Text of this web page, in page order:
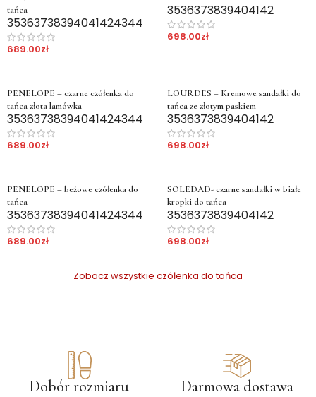
tańca
35363738394041424344
689.00zł
3536373839404142
698.00zł
PENELOPE – czarne czółenka do
tańca złota lamówka
35363738394041424344
689.00zł
LOURDES – Kremowe sandałki do
tańca ze złotym paskiem
3536373839404142
698.00zł
PENELOPE – beżowe czółenka do
tańca
35363738394041424344
689.00zł
SOLEDAD- czarne sandałki w białe
kropki do tańca
3536373839404142
698.00zł
Zobacz wszystkie czółenka do tańca
Dobór rozmiaru Darmowa dostawa